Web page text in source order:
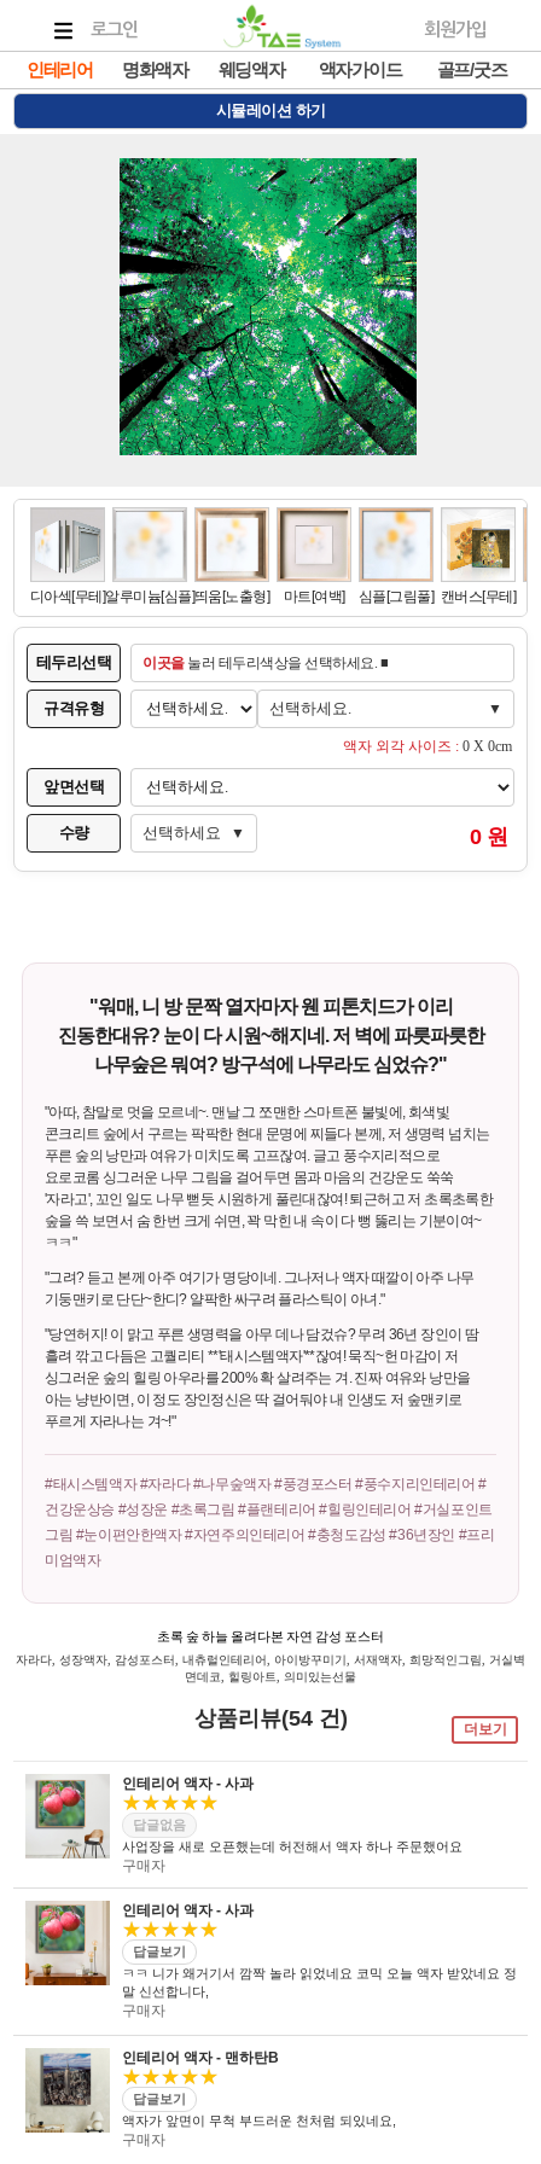
로그인 회원가입
인테리어 명화액자 웨딩액자 액자가이드 골프/굿즈
시뮬레이션 하기
테두리선택 이곳을눌러 테두리색상을 선택하세요. ■
규격유형 선택하세요. ▼
액자 외각 사이즈 : 0 X 0cm
앞면선택
수량 선택하세요 ▼ 0 원
"워매, 니 방 문짝 열자마자 웬 피톤치드가 이리
진동한대유? 눈이 다 시원~해지네. 저 벽에 파릇파릇한
나무숲은 뭐여? 방구석에 나무라도 심었슈?"
"아따, 참말로 멋을 모르네~. 맨날 그 쪼맨한 스마트폰 불빛에, 회색빛
콘크리트 숲에서 구르는 팍팍한 현대 문명에 찌들다 본께, 저 생명력 넘치는
푸른 숲의 낭만과 여유가 미치도록 고프잖여. 글고 풍수지리적으로
요로코롬 싱그러운 나무 그림을 걸어두면 몸과 마음의 건강운도 쑥쑥
'자라고', 꼬인 일도 나무 뻗듯 시원하게 풀린대잖여! 퇴근허고 저 초록초록한
숲을 쓱 보면서 숨 한번 크게 쉬면, 꽉 막힌 내 속이 다 뻥 뚫리는 기분이여~
ㅋㅋ"
"그려? 듣고 본께 아주 여기가 명당이네. 그나저나 액자 때깔이 아주 나무
기둥맨키로 단단~한디? 얄팍한 싸구려 플라스틱이 아녀."
"당연허지! 이 맑고 푸른 생명력을 아무 데나 담겄슈? 무려 36년 장인이 땀
흘려 깎고 다듬은 고퀄리티 **'태시스템액자'**잖여! 묵직~헌 마감이 저
싱그러운 숲의 힐링 아우라를 200% 확 살려주는 겨. 진짜 여유와 낭만을
아는 냥반이면, 이 정도 장인정신은 딱 걸어둬야 내 인생도 저 숲맨키로
푸르게 자라나는 겨~!"
#태시스템액자 #자라다 #나무숲액자 #풍경포스터 #풍수지리인테리어 #
건강운상승 #성장운 #초록그림 #플랜테리어 #힐링인테리어 #거실포인트
그림 #눈이편안한액자 #자연주의인테리어 #충청도감성 #36년장인 #프리
미엄액자
초록 숲 하늘 올려다본 자연 감성 포스터
자라다, 성장액자, 감성포스터, 내츄럴인테리어, 아이방꾸미기, 서재액자, 희망적인그림, 거실벽
면데코, 힐링아트, 의미있는선물
상품리뷰(54 건) 더보기
인테리어 액자 - 사과
★★★★★
답글없음
사업장을 새로 오픈했는데 허전해서 액자 하나 주문했어요
구매자
인테리어 액자 - 사과
★★★★★
답글보기
ㅋㅋ 니가 왜거기서 깜짝 놀라 읽었네요 코믹 오늘 액자 받았네요 정
말 신선합니다,
구매자
인테리어 액자 - 맨하탄B
★★★★★
답글보기
액자가 앞면이 무척 부드러운 천처럼 되있네요,
구매자